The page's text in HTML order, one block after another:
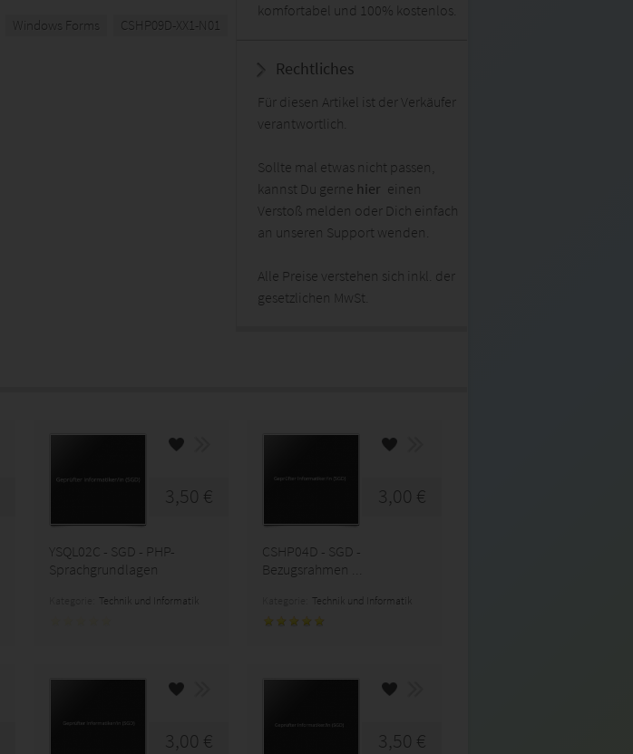
Windows Forms CSHP09D-XX1-N01
komfortabel und 100% kostenlos.
Rechtliches
Für diesen Artikel ist der Verkäufer
verantwortlich.
Sollte mal etwas nicht passen,
kannst Du gerne hier einen
Verstoß melden oder Dich einfach
an unseren Support wenden.
Alle Preise verstehen sich inkl. der
gesetzlichen MwSt.
3,50 €
YSQL02C - SGD - PHP-
Sprachgrundlagen
Technik und Informatik
3,00 €
CSHP04D - SGD -
Bezugsrahmen ...
Technik und Informatik
3,00 € 3,50 €